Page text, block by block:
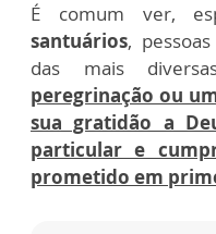
É comum ver,
santuários, pessoas
das mais
peregrinação ou
sua gratidão a
particular e
prometido em